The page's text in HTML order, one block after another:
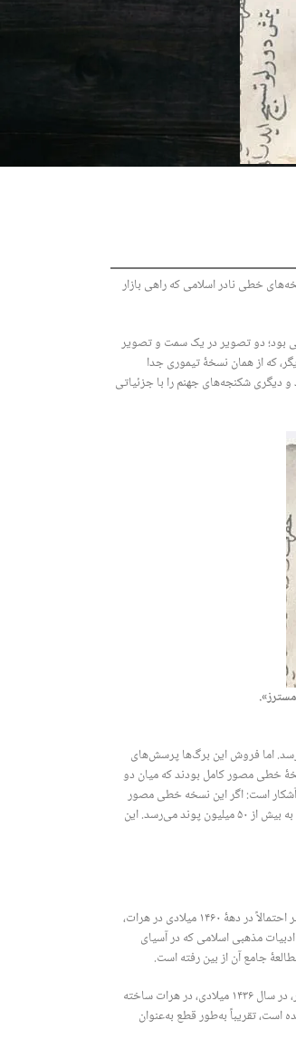
خطی نادر اسلامی که راهی بازار
بود؛ دو تصویر در یک سمت و تصویر
که از همان نسخۀ تیموری جدا
و دیگری شکنجه‌های جهنم را با جزئیاتی
برسد. اما فروش این برگ‌ها پرسش‌های
خطی مصور کامل بودند که میان دو
آشکار است: اگر این نسخه خطی مصور
به‌صورت کامل باقی می‌ماند، احتمالاً تنها چند میلیون پوند ارزش داشت؛ اما با فروش برگ‌های جداگانۀ آن، ارزش کلی اثر ده برابر افزایش یافته و به بیش از ۵۰ میلیون پوند می‌رسد. این
من این اتفاقات را با دقت دنبال می‌کنم، زیرا به‌عنوان یک مورخ هنر اسلامی، بیش از ۲۰ سال است که در جست‌وجوی این نسخه خطی هستم. این اثر احتمالاً در دهۀ ۱۴۶۰ میلادی در هرات،
مذهبی اسلامی که در آسیای
جامع آن از بین رفته است.
این نسخۀ قطعه‌قطعه شده، که شامل بیش از ۶۰ تصویر باشکوه است، یکی از تنها دو اثر مشابه در جهان است. نسخۀ دیگر که احتمالاً ۳۰ سال زودتر، در سال ۱۴۳۶ میلادی، در هرات ساخته
تقریباً به‌طور قطع به‌عنوان